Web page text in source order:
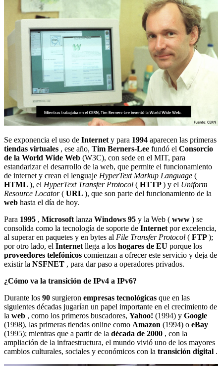
Se exponencia el uso de Internet y para 1994 aparecen las primeras
tiendas virtuales , ese año, Tim Berners-Lee fundó el Consorcio
de la World Wide Web (W3C), con sede en el MIT, para
estandarizar el desarrollo de la web, que permite el funcionamiento
de internet y crean el lenguaje HyperText Markup Language (
HTML ), el HyperText Transfer Protocol ( HTTP) y el Uniform
Resource Locator( URL ), que son parte del funcionamiento de la
web hasta el día de hoy.
Para 1995 , Microsoft lanza Windows 95 y la Web ( www ) se
consolida como la tecnología de soporte de Internet por excelencia,
al superar en paquetes y en bytes al File Transfer Protocol ( FTP);
por otro lado, el Internet llega a los hogares de EU porque los
proveedores telefónicos comienzan a ofrecer este servicio y deja de
existir la NSFNET , para dar paso a operadores privados.
¿Cómo va la transición de IPv4 a IPv6?
Durante los 90 surgieron empresas tecnológicas que en las
siguientes décadas jugarían un papel importante en el crecimiento de
la web , como los primeros buscadores, Yahoo! (1994) y Google
(1998), las primeras tiendas online como Amazon (1994) o eBay
(1995); mientras que a partir de la década de 2000 , con la
ampliación de la infraestructura, el mundo vivió uno de los mayores
cambios culturales, sociales y económicos con la transición digital .